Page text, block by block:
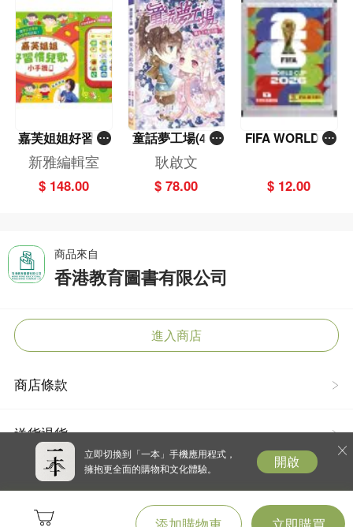
嘉芙姐姐好習慣
兒歌小手機
新雅編輯室
$ 148.00
童話夢工場(40)
——織女下凡結
奇緣
耿啟文
$ 78.00
FIFA WORLD C
包）
$ 12.00
商品來自
香港教育圖書有限公司
進入商店
商店條款
送貨退貨
立即切換到「一本」手機應用程式，
擁抱更全面的購物和文化體驗。
開啟